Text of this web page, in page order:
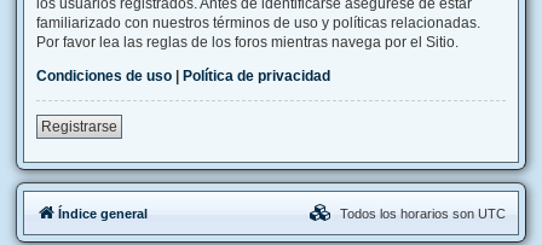
familiarizado con nuestros términos de uso y políticas relacionadas.
Por favor lea las reglas de los foros mientras navega por el Sitio.
Condiciones de uso | Política de privacidad
Registrarse
Índice general Todos los horarios son UTC